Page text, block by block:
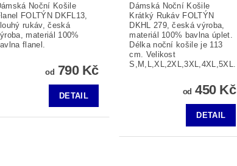
Noční Košile
FOLTÝN DKFL13,
rukáv, česká
materiál 100%
flanel.
od 790 Kč
DETAIL
Dámská Noční Košile
Krátký Rukáv FOLTÝN
DKHL 279, česká výroba,
materiál 100% bavlna úplet.
Délka noční košile je 113
cm. Velikost
S,M,L,XL,2XL,3XL,4XL,5XL.
od 450 Kč
DETAIL